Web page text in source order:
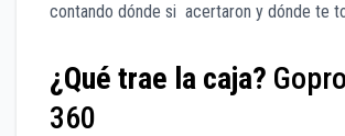
contando dónde si acertaron y dónde te
¿Qué trae la caja?
360